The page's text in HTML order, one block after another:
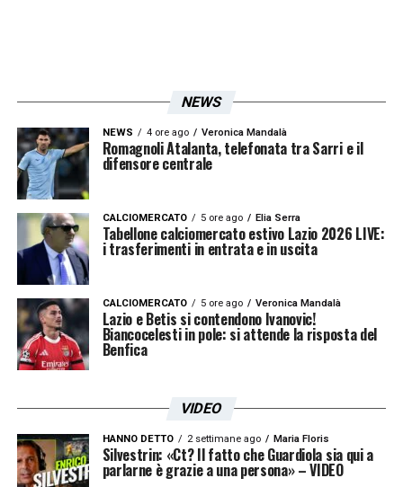
ASCOLTA LAZIO NEWS 24!
Non hai tempo di leggere? Ascolta il
nostro podcast con le ultime notizie
L’ideaGennaro Gattuso
panchina dellaLazio
Oltre ai profili citati, spunta la forte
candidatura per la guida. A
di affidare l’incarico aGennaro Gattuso
L’allenatore viene considerato adatto a
mantenere un grande equilibrio in un gruppo
NEWS
NEWS 4 ore ago Veronica Mandalà
Romagnoli Atalanta, telefonata tra Sarri e il
difensore centrale
CALCIOMERCATO 5 ore ago Elia Serra
Tabellone calciomercato estivo Lazio 2026 LIVE:
i trasferimenti in entrata e in uscita
CALCIOMERCATO 5 ore ago Veronica Mandalà
Lazio e Betis si contendono Ivanovic!
Biancocelesti in pole: si attende la risposta del
Benfica
VIDEO
HANNO DETTO 2 settimane ago Maria Floris
Silvestrin: «Ct? Il fatto che Guardiola sia qui a
parlarne è grazie a una persona» – VIDEO